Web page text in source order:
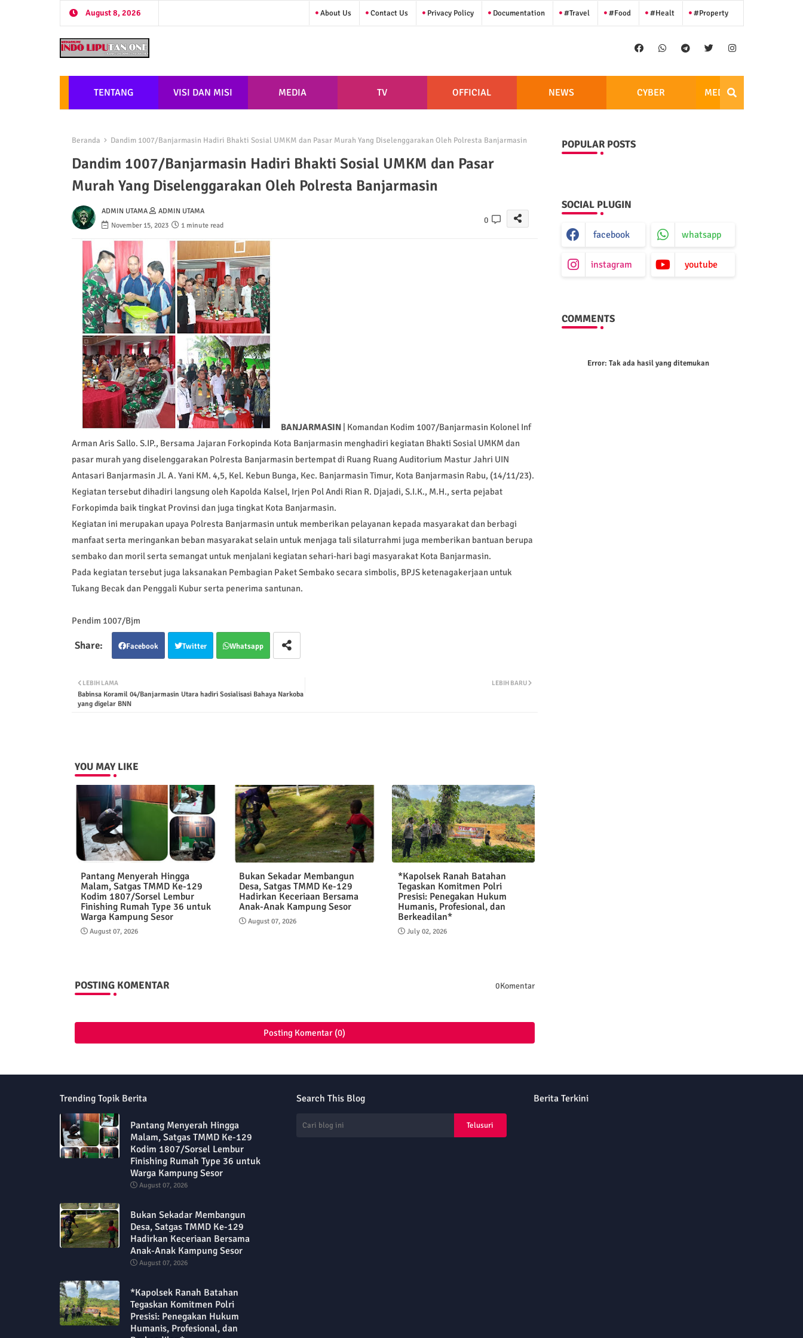
August 8, 2026 About Us Contact Us Privacy Policy Documentation #Travel #Food #Healt #Property
TENTANG VISI DAN MISI MEDIA TV OFFICIAL NEWS CYBER MEDIA CENTER
Beranda Dandim 1007/Banjarmasin Hadiri Bhakti Sosial UMKM dan Pasar Murah Yang Diselenggarakan Oleh Polresta Banjarmasin
Dandim 1007/Banjarmasin Hadiri Bhakti Sosial UMKM dan Pasar
Murah Yang Diselenggarakan Oleh Polresta Banjarmasin
ADMIN UTAMA
ADMIN UTAMA
November 15, 2023
1 minute read
0
BANJARMASIN| Komandan Kodim 1007/Banjarmasin Kolonel Inf
Arman Aris Sallo. S.IP., Bersama Jajaran Forkopinda Kota Banjarmasin menghadiri kegiatan Bhakti Sosial UMKM dan
pasar murah yang diselenggarakan Polresta Banjarmasin bertempat di Ruang Ruang Auditorium Mastur Jahri UIN
Antasari Banjarmasin Jl. A. Yani KM. 4,5, Kel. Kebun Bunga, Kec. Banjarmasin Timur, Kota Banjarmasin Rabu, (14/11/23).
Kegiatan tersebut dihadiri langsung oleh Kapolda Kalsel, Irjen Pol Andi Rian R. Djajadi, S.I.K., M.H., serta pejabat
Forkopimda baik tingkat Provinsi dan juga tingkat Kota Banjarmasin.
Kegiatan ini merupakan upaya Polresta Banjarmasin untuk memberikan pelayanan kepada masyarakat dan berbagi
manfaat serta meringankan beban masyarakat selain untuk menjaga tali silaturrahmi juga memberikan bantuan berupa
sembako dan moril serta semangat untuk menjalani kegiatan sehari-hari bagi masyarakat Kota Banjarmasin.
Pada kegiatan tersebut juga laksanakan Pembagian Paket Sembako secara simbolis, BPJS ketenagakerjaan untuk
Tukang Becak dan Penggali Kubur serta penerima santunan.
Pendim 1007/Bjm
Facebook Twitter Whatsapp
LEBIH BARU
LEBIH LAMA
Babinsa Koramil 04/Banjarmasin Utara hadiri Sosialisasi Bahaya Narkoba
yang digelar BNN
YOU MAY LIKE
Pantang Menyerah Hingga
Malam, Satgas TMMD Ke-129
Kodim 1807/Sorsel Lembur
Finishing Rumah Type 36 untuk
Warga Kampung Sesor
August 07, 2026
Bukan Sekadar Membangun
Desa, Satgas TMMD Ke-129
Hadirkan Keceriaan Bersama
Anak-Anak Kampung Sesor
August 07, 2026
*Kapolsek Ranah Batahan
Tegaskan Komitmen Polri
Presisi: Penegakan Hukum
Humanis, Profesional, dan
Berkeadilan*
July 02, 2026
POSTING KOMENTAR 0Komentar
Posting Komentar (0)
POPULAR POSTS
SOCIAL PLUGIN
facebook whatsapp
instagram youtube
COMMENTS
Error: Tak ada hasil yang ditemukan
Trending Topik Berita
Pantang Menyerah Hingga
Malam, Satgas TMMD Ke-129
Kodim 1807/Sorsel Lembur
Finishing Rumah Type 36 untuk
Warga Kampung Sesor
August 07, 2026
Bukan Sekadar Membangun
Desa, Satgas TMMD Ke-129
Hadirkan Keceriaan Bersama
Anak-Anak Kampung Sesor
August 07, 2026
*Kapolsek Ranah Batahan
Tegaskan Komitmen Polri
Presisi: Penegakan Hukum
Humanis, Profesional, dan
Search This Blog Berita Terkini